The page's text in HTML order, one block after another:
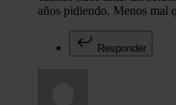
años pidiendo. Menos mal
Responder